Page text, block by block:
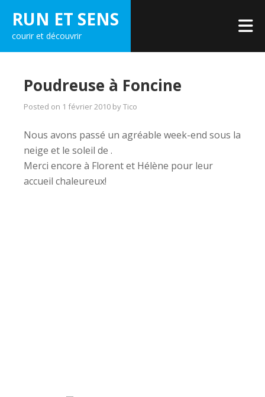
content
RUN ET SENS
courir et découvrir
Poudreuse à Foncine
Posted on 1 février 2010 byTico
Nous avons passé un agréable week-end sous la
neige et le soleil de .
Merci encore à Florent et Hélène pour leur
accueil chaleureux!